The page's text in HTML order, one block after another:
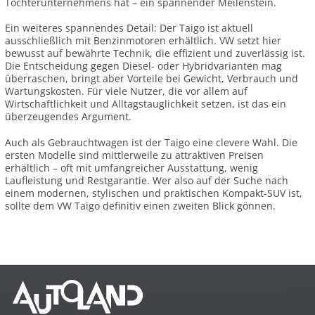
Ein weiteres spannendes Detail: Der Taigo ist aktuell
ausschließlich mit Benzinmotoren erhältlich. VW setzt hier
bewusst auf bewährte Technik, die effizient und zuverlässig ist.
Die Entscheidung gegen Diesel- oder Hybridvarianten mag
überraschen, bringt aber Vorteile bei Gewicht, Verbrauch und
Wartungskosten. Für viele Nutzer, die vor allem auf
Wirtschaftlichkeit und Alltagstauglichkeit setzen, ist das ein
überzeugendes Argument.
Auch als Gebrauchtwagen ist der Taigo eine clevere Wahl. Die
ersten Modelle sind mittlerweile zu attraktiven Preisen
erhältlich – oft mit umfangreicher Ausstattung, wenig
Laufleistung und Restgarantie. Wer also auf der Suche nach
einem modernen, stylischen und praktischen Kompakt-SUV ist,
sollte dem VW Taigo definitiv einen zweiten Blick gönnen.